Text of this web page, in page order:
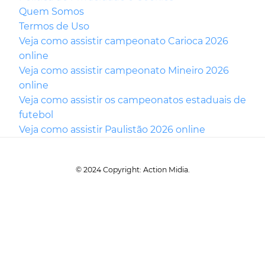
Quem Somos
Termos de Uso
Veja como assistir campeonato Carioca 2026
online
Veja como assistir campeonato Mineiro 2026
online
Veja como assistir os campeonatos estaduais de
futebol
Veja como assistir Paulistão 2026 online
© 2024 Copyright: Action Midia.